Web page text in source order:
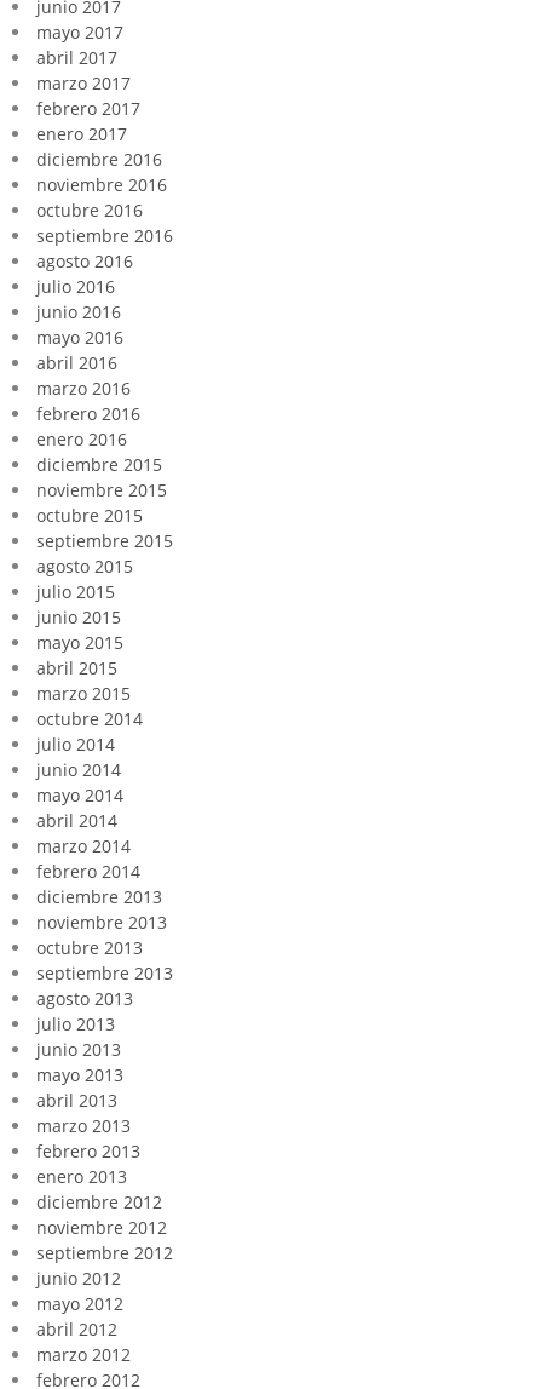
junio 2017
mayo 2017
abril 2017
marzo 2017
febrero 2017
enero 2017
diciembre 2016
noviembre 2016
octubre 2016
septiembre 2016
agosto 2016
julio 2016
junio 2016
mayo 2016
abril 2016
marzo 2016
febrero 2016
enero 2016
diciembre 2015
noviembre 2015
octubre 2015
septiembre 2015
agosto 2015
julio 2015
junio 2015
mayo 2015
abril 2015
marzo 2015
octubre 2014
julio 2014
junio 2014
mayo 2014
abril 2014
marzo 2014
febrero 2014
diciembre 2013
noviembre 2013
octubre 2013
septiembre 2013
agosto 2013
julio 2013
junio 2013
mayo 2013
abril 2013
marzo 2013
febrero 2013
enero 2013
diciembre 2012
noviembre 2012
septiembre 2012
junio 2012
mayo 2012
abril 2012
marzo 2012
febrero 2012